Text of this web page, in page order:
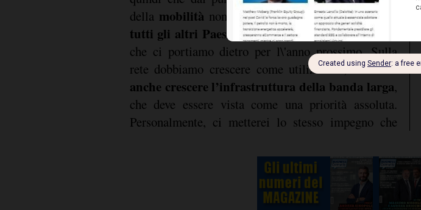
della mobilità non abbiamoniente da invidiare a
tutti gli altri Paesi
. Un\'altra cosa – da sviluppare -
che ci portiamo dietro per l\'anno prossimo. Sulla
rete dobbiamo crescere come utilizzatori, madeve
anche crescere l’infrastruttura della banda larga,
che deve essere vista come una priorità assoluta.
Personalmente, ci metterei lo stesso impegno che